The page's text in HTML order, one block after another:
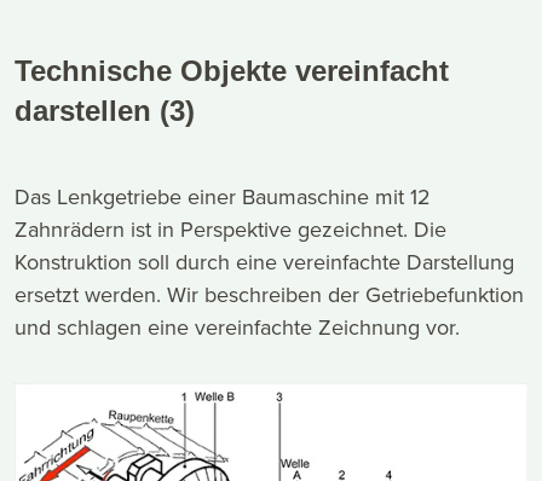
Technische Objekte vereinfacht
darstellen (3)
Das Lenkgetriebe einer Baumaschine mit 12
Zahnrädern ist in Perspektive gezeichnet. Die
Konstruktion soll durch eine vereinfachte Darstellung
ersetzt werden. Wir beschreiben der Getriebefunktion
und schlagen eine vereinfachte Zeichnung vor.